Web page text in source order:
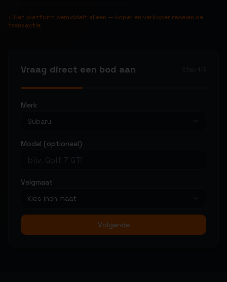
⚡ Het platform bemiddelt alleen — koper en verkoper regelen de
transactie
Vraag direct een bod aan
Merk
Subaru
Model (optioneel)
Velgmaat
Kies inch maat
Volgende